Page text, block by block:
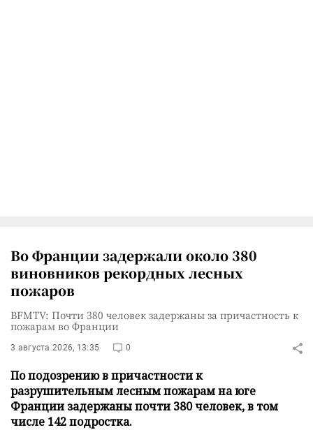
Во Франции задержали около 380
виновников рекордных лесных
пожаров
BFMTV: Почти 380 человек задержаны за причастность к
пожарам во Франции
3 августа 2026, 13:35 0
По подозрению в причастности к
разрушительным лесным пожарам на юге
Франции задержаны почти 380 человек, в том
числе 142 подростка.